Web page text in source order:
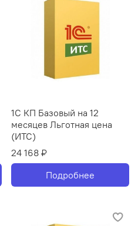
1С КП Базовый на 12
месяцев Льготная цена
(ИТС)
24 168 ₽
Подробнее